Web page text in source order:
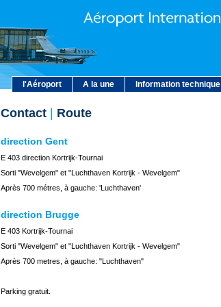
l'Aéroport A la une Information technique
Contact Route
direction Gent
E 403 direction Kortrijk-Tournai
Sorti "Wevelgem" et "Luchthaven Kortrijk - Wevelgem"
Après 700 métres, à gauche: 'Luchthaven'
direction Brugge
E 403 Kortrijk-Tournai
Sorti "Wevelgem" et "Luchthaven Kortrijk - Wevelgem"
Après 700 metres, à gauche: "Luchthaven"
Parking gratuit.